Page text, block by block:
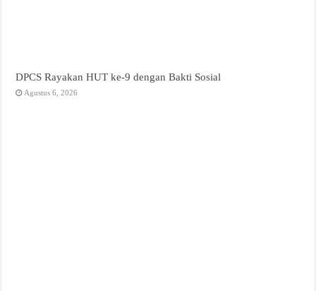
DPCS Rayakan HUT ke-9 dengan Bakti Sosial
Agustus 6, 2026